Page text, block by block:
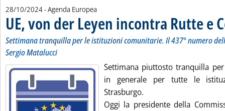
28/10/2024- Agenda Europea
UE, von der Leyen incontra Rutte e
Settimana tranquilla per le istituzioni comunitarie. Il 437° numero
Sergio Matalucci
Settimana piuttosto tranquilla
in generale per tutte le
Strasburgo.
Oggi la presidente della